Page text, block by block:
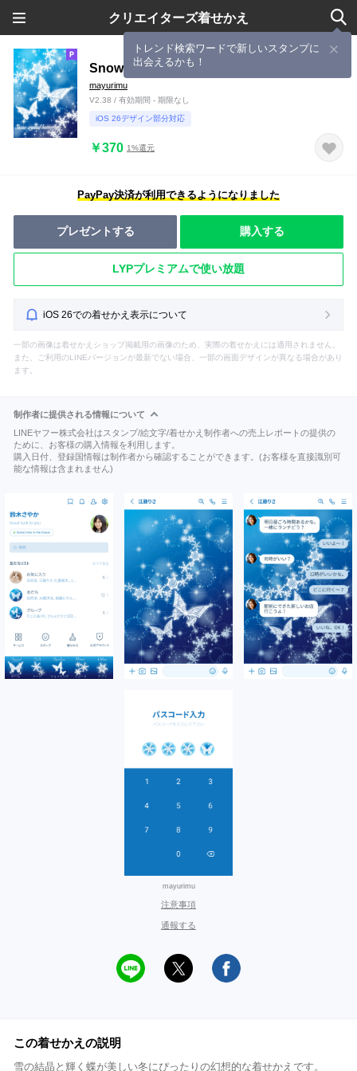
クリエイターズ着せかえ
トレンド検索ワードで新しいスタンプに
出会えるかも！
Snow crystal butterfly
mayurimu
V2.38 / 有効期間 - 期限なし
iOS 26デザイン部分対応
￥370 1%還元
PayPay決済が利用できるようになりました
プレゼントする 購入する
LYPプレミアムで使い放題
iOS 26での着せかえ表示について
一部の画像は着せかえショップ掲載用の画像のため、実際の着せかえには適用されません。
また、ご利用のLINEバージョンが最新でない場合、一部の画面デザインが異なる場合があり
ます。
制作者に提供される情報について
LINEヤフー株式会社はスタンプ/絵文字/着せかえ制作者への売上レポートの提供の
ために、お客様の購入情報を利用します。
購入日付、登録国情報は制作者から確認することができます。(お客様を直接識別可
能な情報は含まれません)
mayurimu
注意事項
通報する
この着せかえの説明
雪の結晶と輝く蝶が美しい冬にぴったりの幻想的な着せかえです。